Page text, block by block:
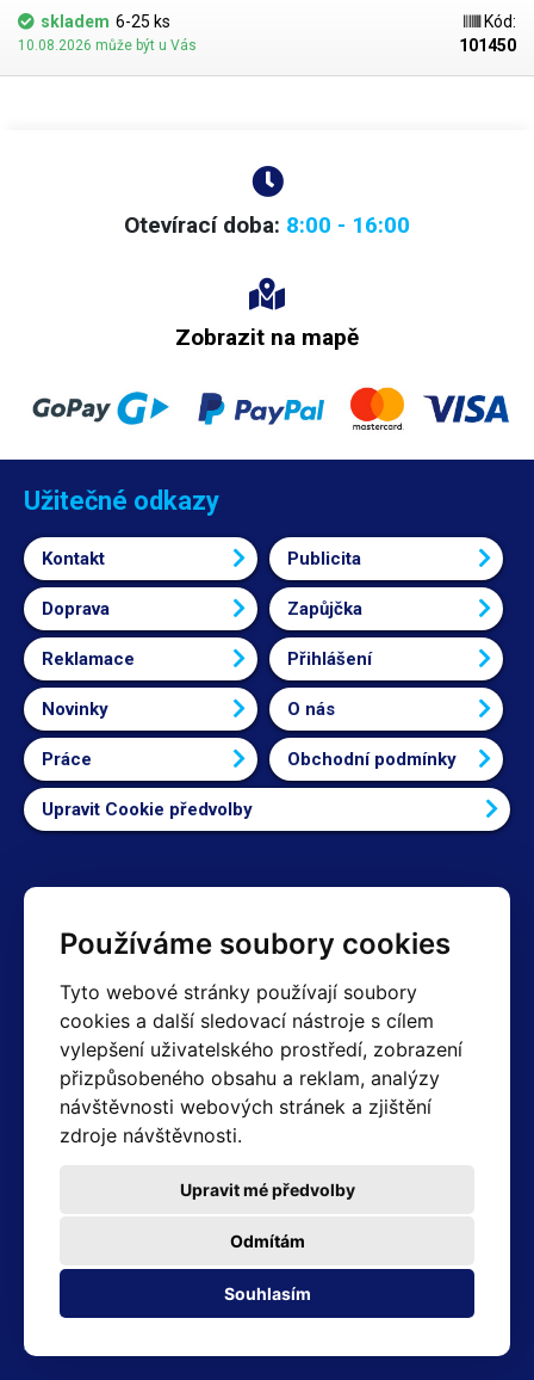
Používáme soubory cookies
Tyto webové stránky používají soubory
cookies a další sledovací nástroje s cílem
vylepšení uživatelského prostředí, zobrazení
přizpůsobeného obsahu a reklam, analýzy
návštěvnosti webových stránek a zjištění
zdroje návštěvnosti.
Souhlasím
Odmítám
Upravit mé předvolby
skladem 6-25 ks
10.08.2026 může být u Vás
Kód:
101450
Otevírací doba: 8:00 - 16:00
Zobrazit na mapě
Užitečné odkazy
Kontakt Publicita
Doprava Zapůjčka
Reklamace Přihlášení
Novinky O nás
Práce Obchodní podmínky
Upravit Cookie předvolby
Kontakty
+420 603 357 606 +420 605 234 204
info@hotair.cz
Fakturační a expediční oddělení
+420 605 259 759 (Po–Pá: 7:30 – 15:00)
Technické oddělení
Výdej zboží (Ostrava): Po-Pá: 8:00 - 16:00
Adresa prodejny